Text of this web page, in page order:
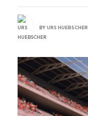
BYURS HUEBSCHER